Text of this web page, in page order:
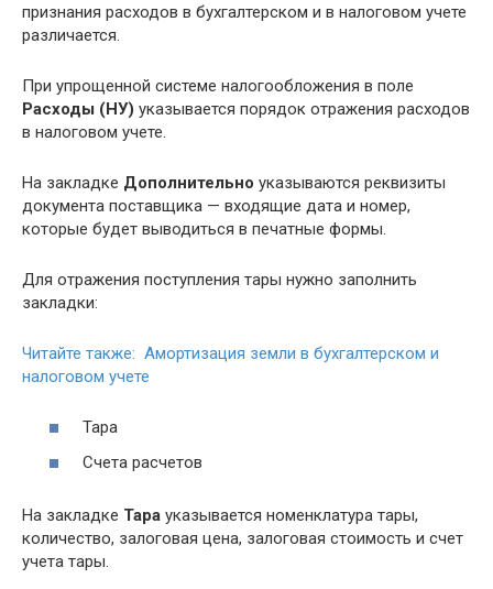
признания расходов в бухгалтерском и в налоговом учете
различается.
При упрощенной системе налогообложения в поле
Расходы (НУ) указывается порядок отражения расходов
в налоговом учете.
На закладке Дополнительно указываются реквизиты
документа поставщика — входящие дата и номер,
которые будет выводиться в печатные формы.
Для отражения поступления тары нужно заполнить
закладки:
Читайте также: Амортизация земли в бухгалтерском и
налоговом учете
Тара
Счета расчетов
На закладке Тара указывается номенклатура тары,
количество, залоговая цена, залоговая стоимость и счет
учета тары.